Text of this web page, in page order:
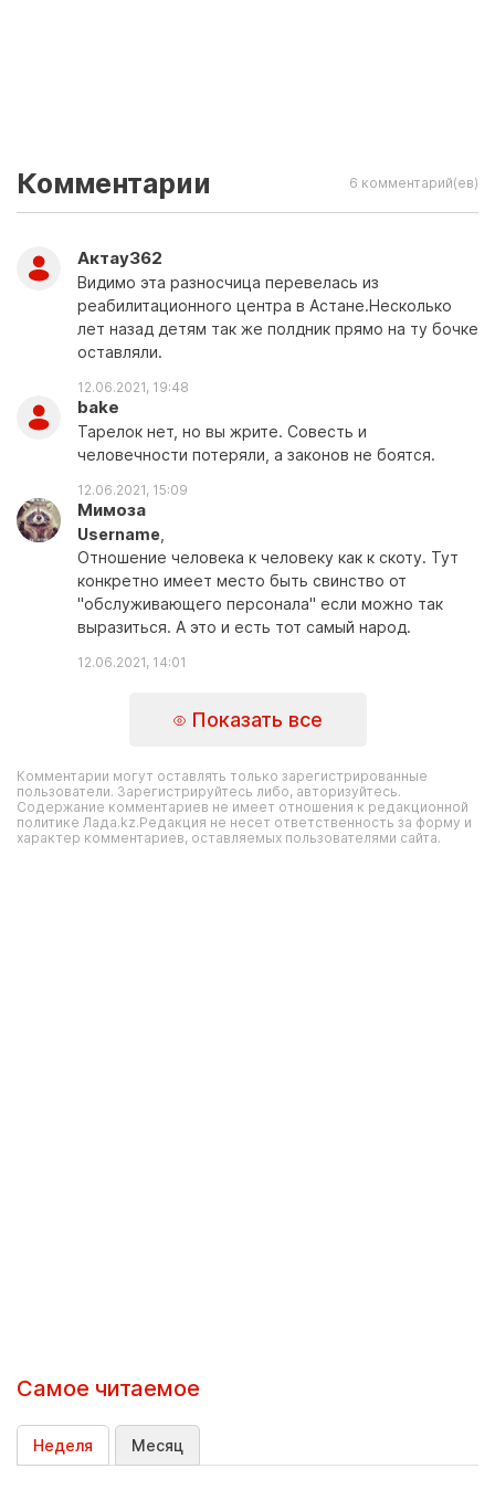
Комментарии 6 комментарий(ев)
Актау362
Видимо эта разносчица перевелась из
реабилитационного центра в Астане.Несколько
лет назад детям так же полдник прямо на ту бочке
оставляли.
12.06.2021, 19:48
bake
Тарелок нет, но вы жрите. Совесть и
человечности потеряли, а законов не боятся.
12.06.2021, 15:09
Мимоза
Username
Отношение человека к человеку как к скоту. Тут
конкретно имеет место быть свинство от
"обслуживающего персонала" если можно так
выразиться. А это и есть тот самый народ.
12.06.2021, 14:01
Показать все
Комментарии могут оставлять только зарегистрированные
пользователи. Зарегистрируйтесь либо, авторизуйтесь.
Содержание комментариев не имеет отношения к редакционной
политике Лада.kz.Редакция не несет ответственность за форму и
характер комментариев, оставляемых пользователями сайта.
Самое читаемое
Неделя Месяц